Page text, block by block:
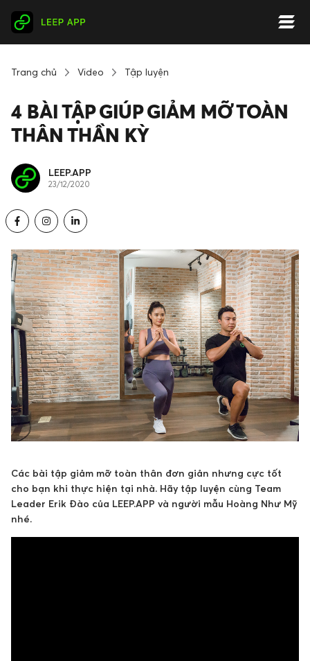
Trang chủ Video Tập luyện
4 BÀI TẬP GIÚP GIẢM MỠ TOÀN
THÂN THẦN KỲ
LEEP.APP
23/12/2020
Các bài tập giảm mỡ toàn thân đơn giản nhưng cực tốt
cho bạn khi thực hiện tại nhà. Hãy tập luyện cùng Team
Leader Erik Đào của LEEP.APP và người mẫu Hoàng Như Mỹ
nhé.